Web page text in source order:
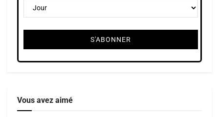
Vous avez aimé